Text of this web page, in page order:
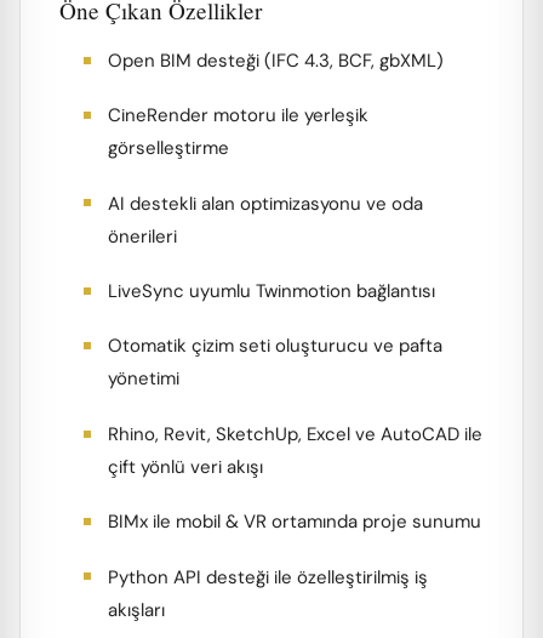
Öne Çıkan Özellikler
Open BIM desteği (IFC 4.3, BCF, gbXML)
CineRender motoru ile yerleşik
görselleştirme
AI destekli alan optimizasyonu ve oda
önerileri
LiveSync uyumlu Twinmotion bağlantısı
Otomatik çizim seti oluşturucu ve pafta
yönetimi
Rhino, Revit, SketchUp, Excel ve AutoCAD ile
çift yönlü veri akışı
BIMx ile mobil & VR ortamında proje sunumu
Python API desteği ile özelleştirilmiş iş
akışları